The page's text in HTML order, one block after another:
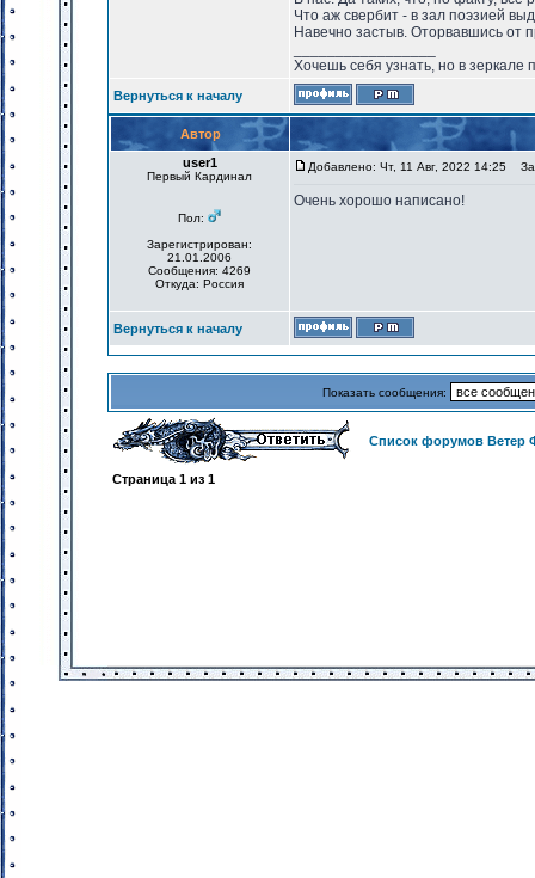
Что аж свербит - в зал поэзией
Навечно застыв. Оторвавшись от
Хочешь себя узнать, но в зеркале
Вернуться к началу
Автор
user1
Первый Кардинал
Пол:
Зарегистрирован:
21.01.2006
Сообщения: 4269
Откуда: Россия
Добавлено: Чт, 11 Авг, 2022 14:25
Очень хорошо написано!
Вернуться к началу
Показать сообщения:
Список форумов Ветер
Страница 1 из 1